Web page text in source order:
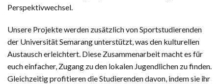
Perspektivwechsel.
Unsere Projekte werden zusätzlich von Sportstudierenden
der Universität Semarang unterstützt, was den kulturellen
Austausch erleichtert. Diese Zusammenarbeit macht es für
euch einfacher, Zugang zu den lokalen Jugendlichen zu finden.
Gleichzeitig profitieren die Studierenden davon, indem sie ihr